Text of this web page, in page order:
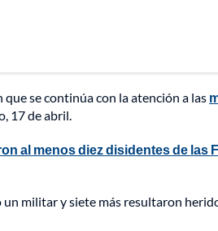
se continúa con la atención a las
17 de abril.
al menos diez disidentes de las
militar y siete más resultaron